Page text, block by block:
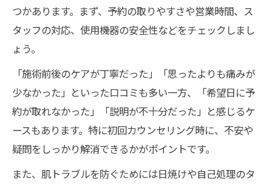
つかあります。まず、予約の取りやすさや営業時間、ス
タッフの対応、使用機器の安全性などをチェックしまし
ょう。
「施術前後のケアが丁寧だった」「思ったよりも痛みが
少なかった」といった口コミも多い一方、「希望日に予
約が取れなかった」「説明が不十分だった」と感じるケ
ースもあります。特に初回カウンセリング時に、不安や
疑問をしっかり解消できるかがポイントです。
また、肌トラブルを防ぐためには日焼けや自己処理のタ